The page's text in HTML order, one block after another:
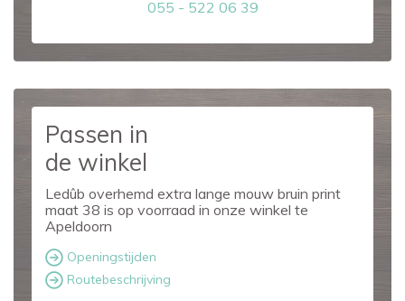
055 - 522 06 39
Passen in
de winkel
Ledûb overhemd extra lange mouw bruin print
maat 38 is op voorraad in onze winkel te
Apeldoorn
Openingstijden
Routebeschrijving